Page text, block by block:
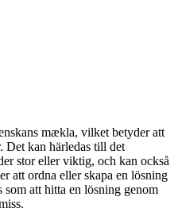
mækla, vilket betyder att
Det kan härledas till det
stor eller viktig, och kan också
att ordna eller skapa en lösning
som att hitta en lösning genom